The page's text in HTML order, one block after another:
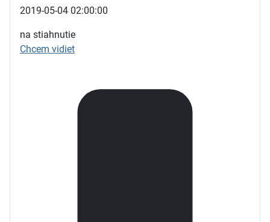
2019-05-04 02:00:00
na stiahnutie
Chcem vidiet